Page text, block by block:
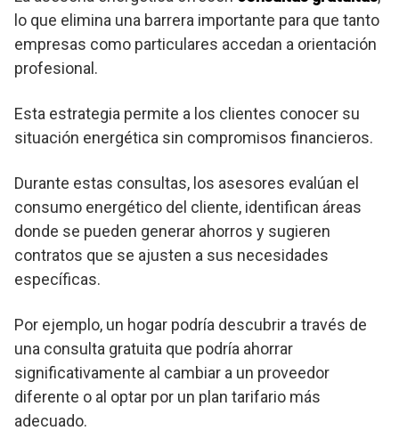
lo que elimina una barrera importante para que tanto
empresas como particulares accedan a orientación
profesional.
Esta estrategia permite a los clientes conocer su
situación energética sin compromisos financieros.
Durante estas consultas, los asesores evalúan el
consumo energético del cliente, identifican áreas
donde se pueden generar ahorros y sugieren
contratos que se ajusten a sus necesidades
específicas.
Por ejemplo, un hogar podría descubrir a través de
una consulta gratuita que podría ahorrar
significativamente al cambiar a un proveedor
diferente o al optar por un plan tarifario más
adecuado.